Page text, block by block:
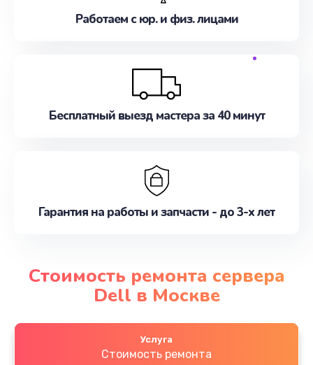
Работаем с юр. и физ. лицами
Бесплатный выезд мастера за 40 минут
Гарантия на работы и запчасти - до 3-х лет
Стоимость ремонта сервера
Dell в Москве
Услуга
Стоимость ремонта